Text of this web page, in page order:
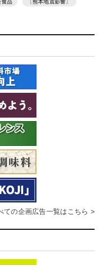
食品 〔熊本地震影響〕
ての企画広告一覧はこちら >